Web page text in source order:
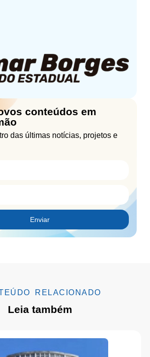
conteúdos em
das últimas notícias, projetos e
Enviar
RELACIONADO
Leia também